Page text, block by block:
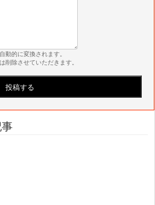
動的に変換されます。
除させていただきます。